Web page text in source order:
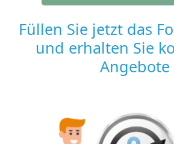
Füllen Sie jetzt das
und erhalten Sie
Angebote